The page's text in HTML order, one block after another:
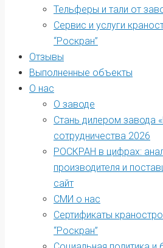
Тельферы и тали от
Сервис и услуги
“Роскран”
Отзывы
Выполненные объекты
О нас
О заводе
Стань дилером завода
сотрудничества 2026
РОСКРАН в цифрах:
производителя и
сайт
СМИ о нас
Сертификаты
“Роскран”